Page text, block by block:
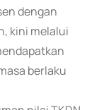
dengan
kini melalui
berlaku